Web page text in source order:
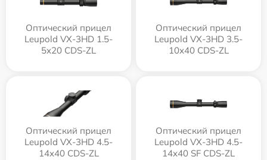
Оптический прицел
Leupold VX-3HD 1.5-
5x20 CDS-ZL
Оптический прицел
Leupold VX-3HD 3.5-
10x40 CDS-ZL
Оптический прицел
Leupold VX-3HD 4.5-
14x40 CDS-ZL
Оптический прицел
Leupold VX-3HD 4.5-
14x40 SF CDS-ZL